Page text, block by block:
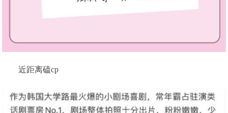
近距离磕cp